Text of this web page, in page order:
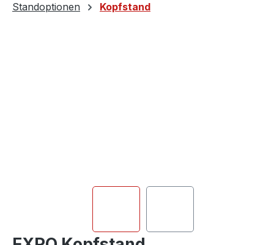
Standoptionen Kopfstand